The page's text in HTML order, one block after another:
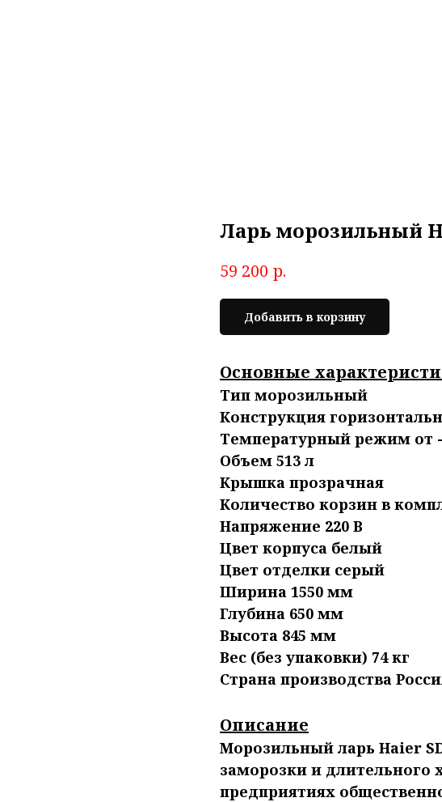
Ларь морозильный
59 200 р.
Добавить в корзину
Основные
Тип морозильный
Конструкция
Температурный режим от -
Объем 513 л
Крышка прозрачная
Количество корзин в
Напряжение 220 В
Цвет корпуса белый
Цвет отделки серый
Ширина 1550 мм
Глубина 650 мм
Высота 845 мм
Вес (без упаковки) 74 кг
Страна производства
Описание
Морозильный ларь Haier
заморозки и длительного
предприятиях